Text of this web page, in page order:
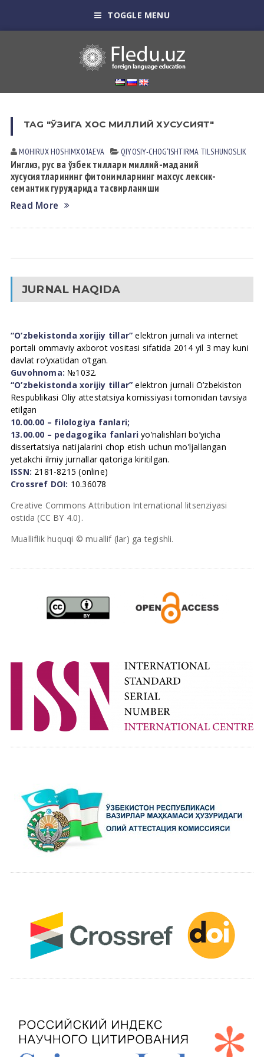
TOGGLE MENU
TAG "ЎЗИГА ХОС МИЛЛИЙ ХУСУСИЯТ"
MOHIRUX HOSHIMXOʼJАEVА QIYOSIY-CHOG‘ISHTIRMA TILSHUNOSLIK
Инглиз, рус ва ўзбек тиллари миллий-маданий
хусусиятларининг фитонимларнинг махсус лексик-
семантик гуруҳларида тасвирланиши
Read More
JURNAL HAQIDA
“O’zbekistonda xorijiy tillar” elektron jurnali va internet
portali ommaviy axborot vositasi sifatida 2014 yil 3 may kuni
davlat ro’yxatidan o’tgan.
Guvohnoma: №1032.
“O’zbekistonda xorijiy tillar” elektron jurnali O’zbekiston
Respublikasi Oliy attestatsiya komissiyasi tomonidan tavsiya
etilgan
10.00.00 – filologiya fanlari;
13.00.00 – pedagogika fanlari yo’nalishlari bo’yicha
dissertatsiya natijalarini chop etish uchun mo’ljallangan
yetakchi ilmiy jurnallar qatoriga kiritilgan.
ISSN: 2181-8215 (online)
Crossref DOI: 10.36078
Creative Commons Attribution International litsenziyasi
ostida (CC BY 4.0).
Mualliflik huquqi © muallif (lar) ga tegishli.